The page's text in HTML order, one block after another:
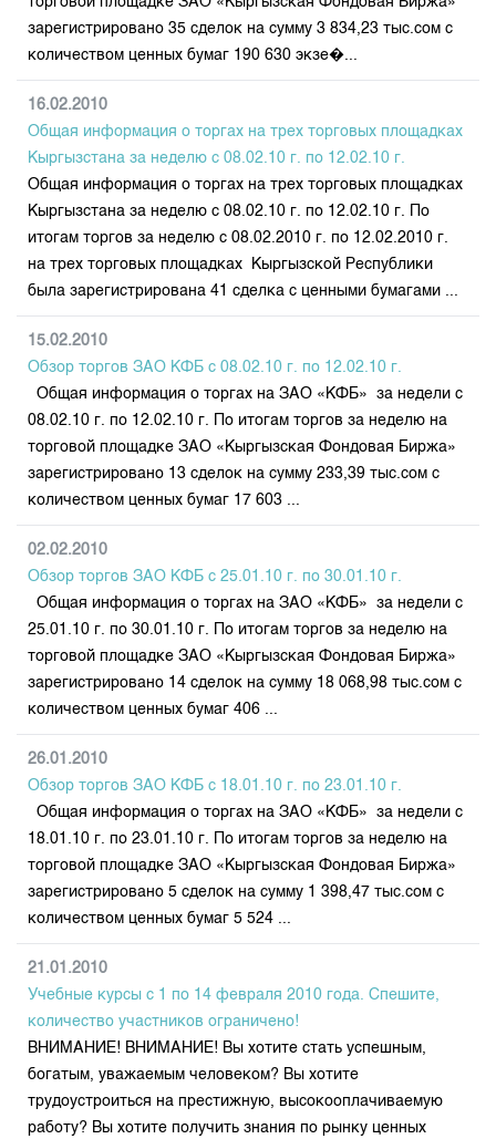
зарегистрировано 35 сделок на сумму 3 834,23 тыс.сом с
количеством ценных бумаг 190 630 экзе�...
16.02.2010
Общая информация о торгах на трех торговых площадках
Кыргызстана за неделю с 08.02.10 г. по 12.02.10 г.
Общая информация о торгах на трех торговых площадках
Кыргызстана за неделю с 08.02.10 г. по 12.02.10 г. По
итогам торгов за неделю с 08.02.2010 г. по 12.02.2010 г.
на трех торговых площадках Кыргызской Республики
была зарегистрирована 41 сделка с ценными бумагами ...
15.02.2010
Обзор торгов ЗАО КФБ с 08.02.10 г. по 12.02.10 г.
Общая информация о торгах на ЗАО «КФБ» за недели с
08.02.10 г. по 12.02.10 г. По итогам торгов за неделю на
торговой площадке ЗАО «Кыргызская Фондовая Биржа»
зарегистрировано 13 сделок на сумму 233,39 тыс.сом с
количеством ценных бумаг 17 603 ...
02.02.2010
Обзор торгов ЗАО КФБ с 25.01.10 г. по 30.01.10 г.
Общая информация о торгах на ЗАО «КФБ» за недели с
25.01.10 г. по 30.01.10 г. По итогам торгов за неделю на
торговой площадке ЗАО «Кыргызская Фондовая Биржа»
зарегистрировано 14 сделок на сумму 18 068,98 тыс.сом с
количеством ценных бумаг 406 ...
26.01.2010
Обзор торгов ЗАО КФБ с 18.01.10 г. по 23.01.10 г.
Общая информация о торгах на ЗАО «КФБ» за недели с
18.01.10 г. по 23.01.10 г. По итогам торгов за неделю на
торговой площадке ЗАО «Кыргызская Фондовая Биржа»
зарегистрировано 5 сделок на сумму 1 398,47 тыс.сом с
количеством ценных бумаг 5 524 ...
21.01.2010
Учебные курсы с 1 по 14 февраля 2010 года. Спешите,
количество участников ограничено!
ВНИМАНИЕ! ВНИМАНИЕ! Вы хотите стать успешным,
богатым, уважаемым человеком? Вы хотите
трудоустроиться на престижную, высокооплачиваемую
работу? Вы хотите получить знания по рынку ценных